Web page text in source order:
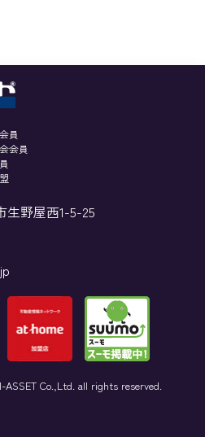
員
会員
生野屋西1-5-25
ASSET Co.,Ltd. all rights reserved.